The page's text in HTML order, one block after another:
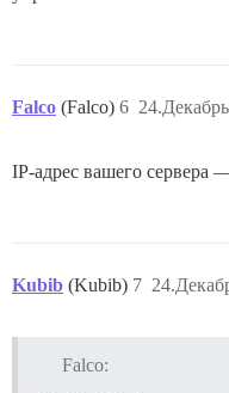
Falco (Falco) 6
IP-адрес вашего сервера
Kubib (Kubib) 7
Falco: